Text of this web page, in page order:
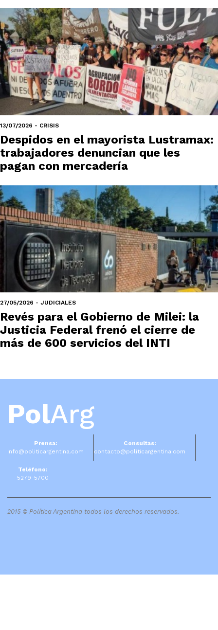
13/07/2026 - CRISIS
Despidos en el mayorista Lustramax:
trabajadores denuncian que les
pagan con mercadería
27/05/2026 - JUDICIALES
Revés para el Gobierno de Milei: la
Justicia Federal frenó el cierre de
más de 600 servicios del INTI
PolArg
Prensa:
info@politicargentina.com
Consultas:
contacto@politicargentina.com
Teléfono:
5279-5700
2015 © Política Argentina todos los derechos reservados.